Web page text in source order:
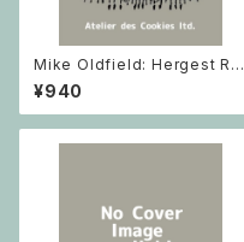
Mike Oldfield: Hergest Rid
ge / ピアノ
¥940